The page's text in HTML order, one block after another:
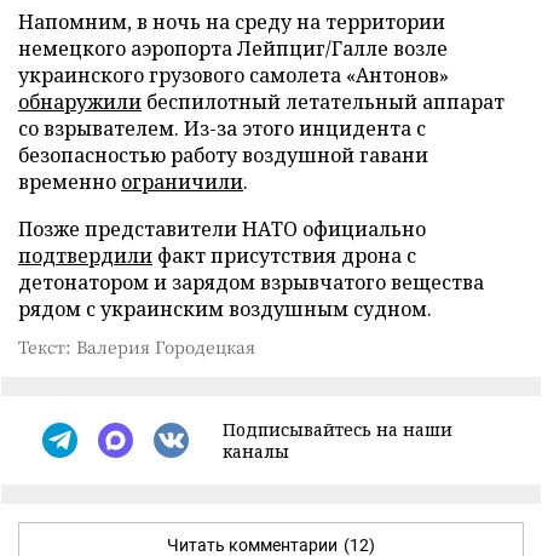
Напомним, в ночь на среду на территории
немецкого аэропорта Лейпциг/Галле возле
украинского грузового самолета «Антонов»
обнаружили беспилотный летательный аппарат
со взрывателем. Из-за этого инцидента с
безопасностью работу воздушной гавани
временно ограничили.
Позже представители НАТО официально
подтвердили факт присутствия дрона с
детонатором и зарядом взрывчатого вещества
рядом с украинским воздушным судном.
Текст: Валерия Городецкая
Подписывайтесь на наши
каналы
Читать комментарии (12)